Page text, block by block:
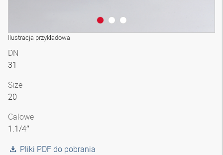
Ilustracja przykładowa
DN
31
Size
20
Calowe
1.1/4″
Pliki PDF do pobrania